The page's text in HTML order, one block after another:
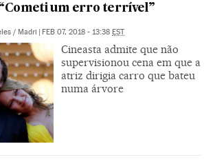
“Cometi um erro terrível”
/ Madri | FEB 07, 2018 - 13:38 EST
Cineasta admite que não
supervisionou cena em que a
atriz dirigia carro que bateu
numa árvore